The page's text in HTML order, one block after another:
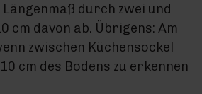
durch zwei und
cm davon ab. Übrigens: Am
zwischen Küchensockel
cm des Bodens zu erkennen